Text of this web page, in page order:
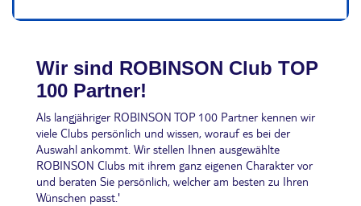
Wir sind ROBINSON Club TOP
100 Partner!
Als langjähriger ROBINSON TOP 100 Partner kennen wir
viele Clubs persönlich und wissen, worauf es bei der
Auswahl ankommt. Wir stellen Ihnen ausgewählte
ROBINSON Clubs mit ihrem ganz eigenen Charakter vor
und beraten Sie persönlich, welcher am besten zu Ihren
Wünschen passt.'